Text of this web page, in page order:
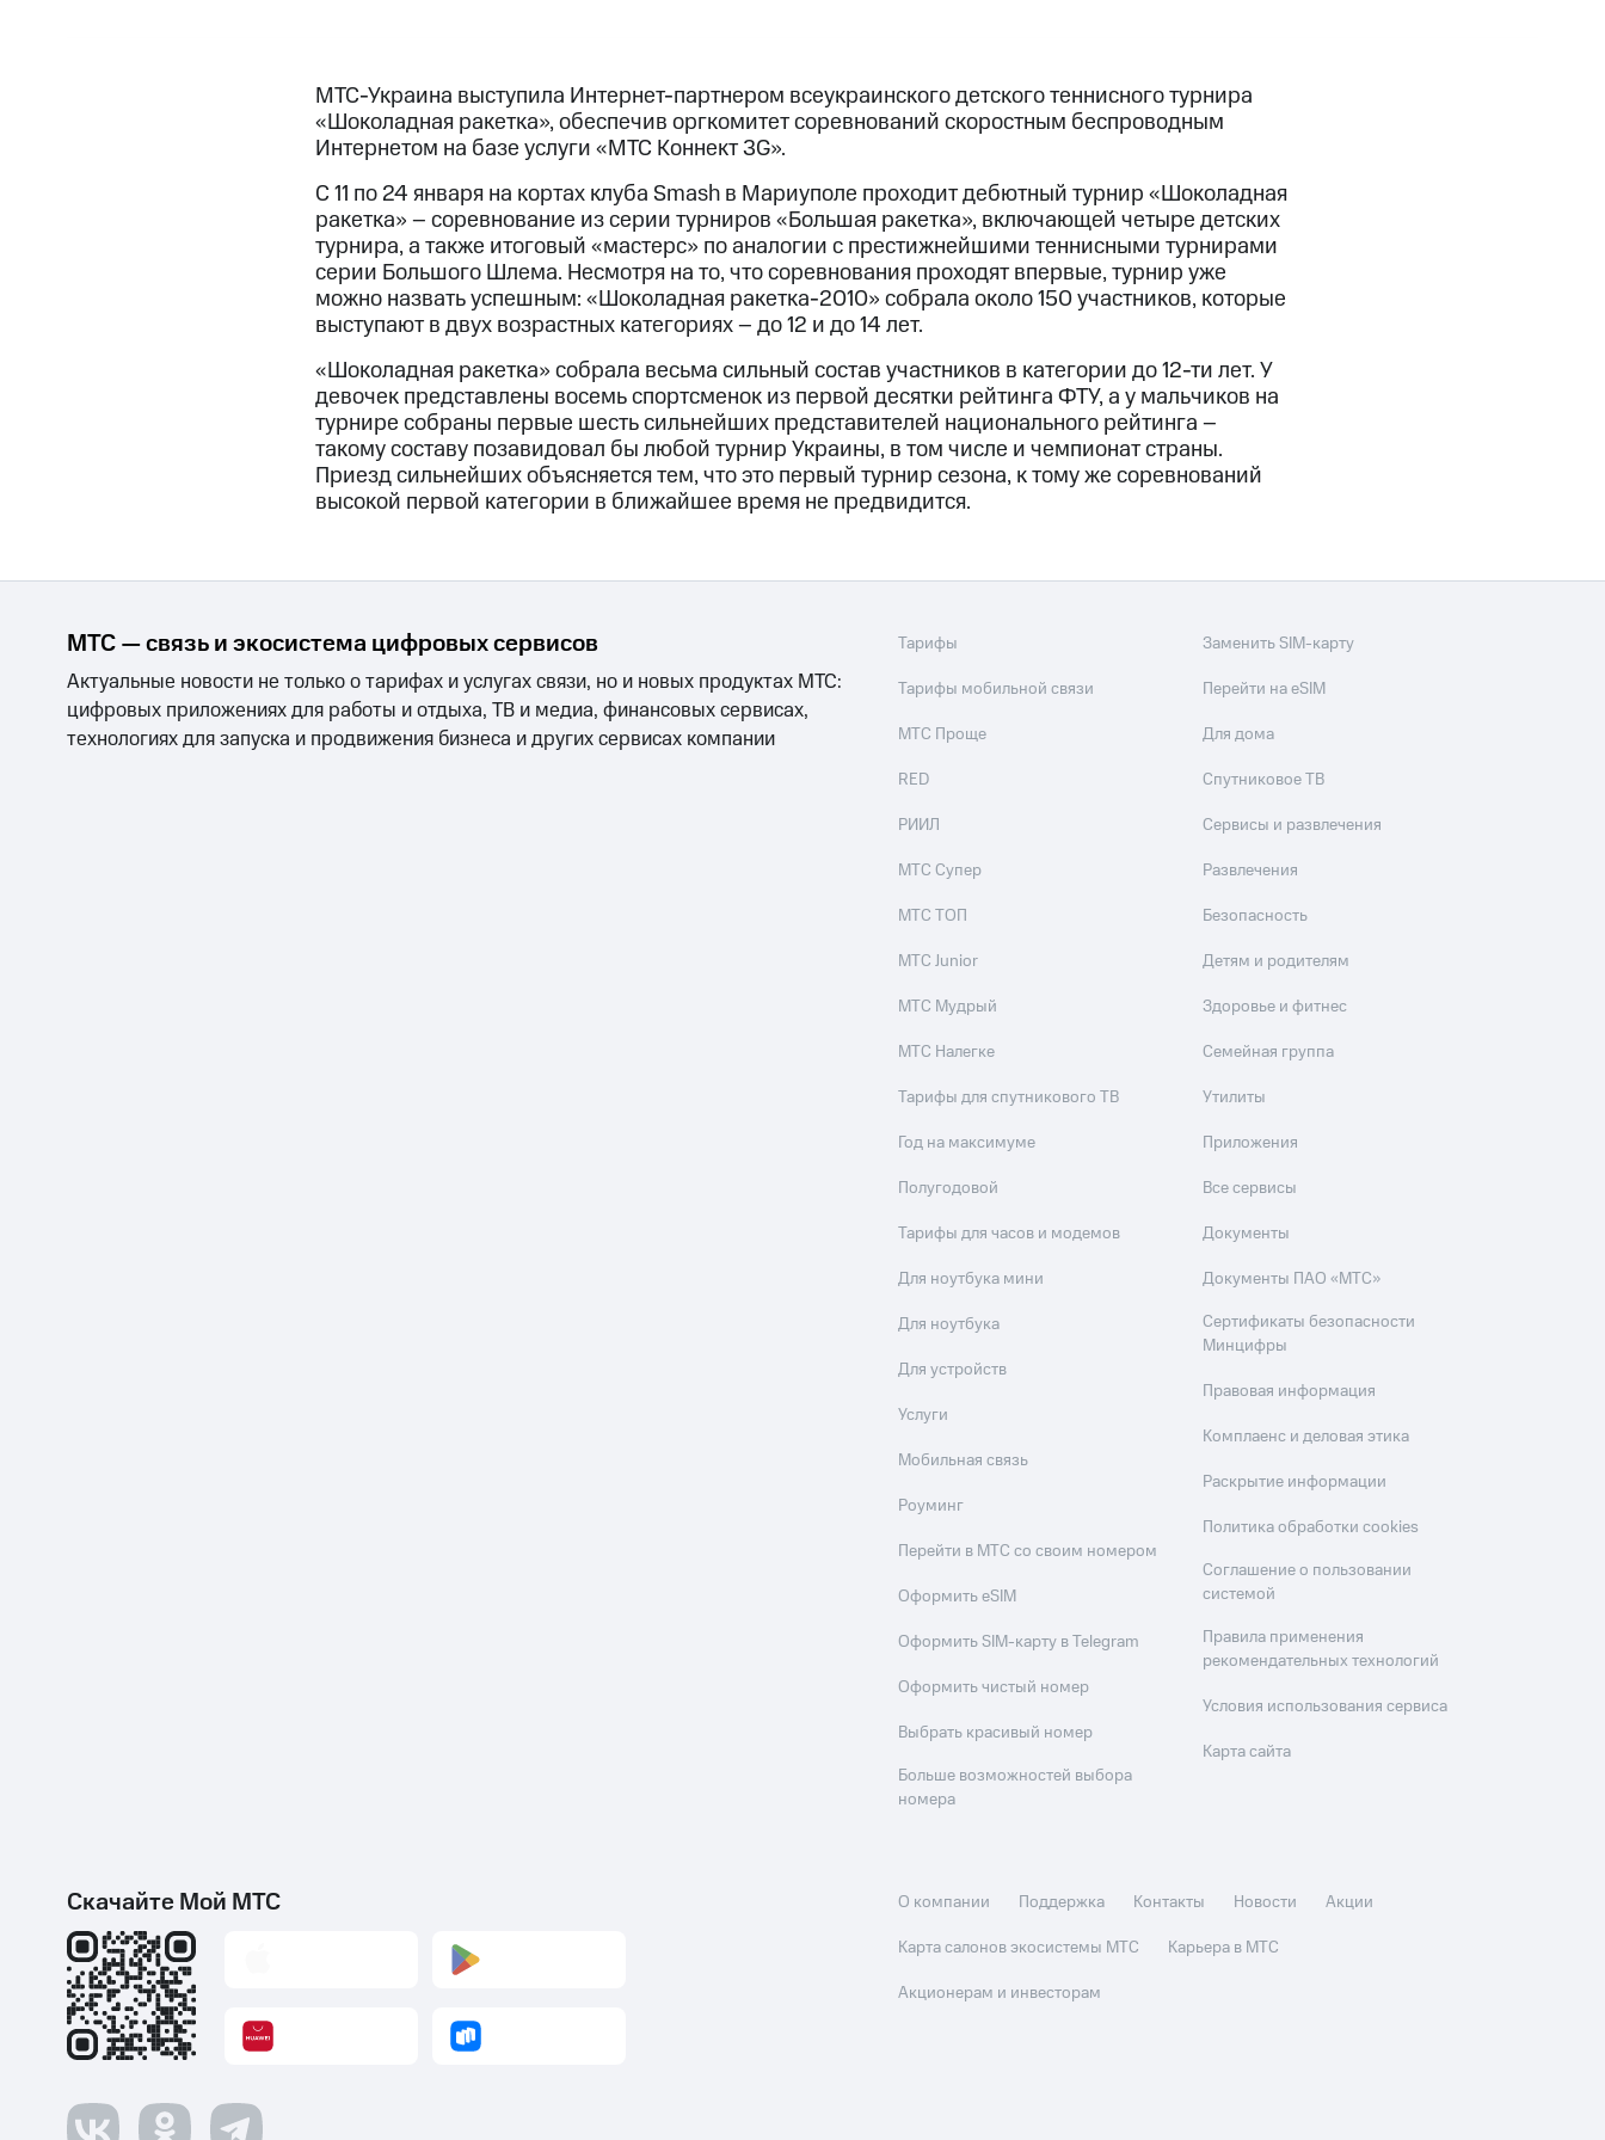
МТС-Украина выступила Интернет-партнером всеукраинского детского теннисного турнира
«Шоколадная ракетка», обеспечив оргкомитет соревнований скоростным беспроводным
Интернетом на базе услуги «МТС Коннект 3G».
С 11 по 24 января на кортах клуба Smash в Мариуполе проходит дебютный турнир «Шоколадная
ракетка» – соревнование из серии турниров «Большая ракетка», включающей четыре детских
турнира, а также итоговый «мастерс» по аналогии с престижнейшими теннисными турнирами
серии Большого Шлема. Несмотря на то, что соревнования проходят впервые, турнир уже
можно назвать успешным: «Шоколадная ракетка-2010» собрала около 150 участников, которые
выступают в двух возрастных категориях – до 12 и до 14 лет.
«Шоколадная ракетка» собрала весьма сильный состав участников в категории до 12-ти лет. У
девочек представлены восемь спортсменок из первой десятки рейтинга ФТУ, а у мальчиков на
турнире собраны первые шесть сильнейших представителей национального рейтинга –
такому составу позавидовал бы любой турнир Украины, в том числе и чемпионат страны.
Приезд сильнейших объясняется тем, что это первый турнир сезона, к тому же соревнований
высокой первой категории в ближайшее время не предвидится.
МТС — связь и экосистема цифровых сервисов
Актуальные новости не только о тарифах и услугах связи, но и новых продуктах МТС:
цифровых приложениях для работы и отдыха, ТВ и медиа, финансовых сервисах,
технологиях для запуска и продвижения бизнеса и других сервисах компании
Тарифы
Тарифы мобильной связи
МТС Проще
RED
РИИЛ
МТС Супер
МТС ТОП
МТС Junior
МТС Мудрый
МТС Налегке
Тарифы для спутникового ТВ
Год на максимуме
Полугодовой
Тарифы для часов и модемов
Для ноутбука мини
Для ноутбука
Для устройств
Услуги
Мобильная связь
Роуминг
Перейти в МТС со своим номером
Оформить eSIM
Оформить SIM-карту в Telegram
Оформить чистый номер
Выбрать красивый номер
Больше возможностей выбора
номера
Заменить SIM-карту
Перейти на eSIM
Для дома
Спутниковое ТВ
Сервисы и развлечения
Развлечения
Безопасность
Детям и родителям
Здоровье и фитнес
Семейная группа
Утилиты
Приложения
Все сервисы
Документы
Документы ПАО «МТС»
Сертификаты безопасности
Минцифры
Правовая информация
Комплаенс и деловая этика
Раскрытие информации
Политика обработки cookies
Соглашение о пользовании
системой
Правила применения
рекомендательных технологий
Условия использования сервиса
Карта сайта
Скачайте Мой МТС О компании Поддержка Контакты Новости
Акции
Карта салонов экосистемы МТС
Карьера в МТС
Акционерам и инвесторам